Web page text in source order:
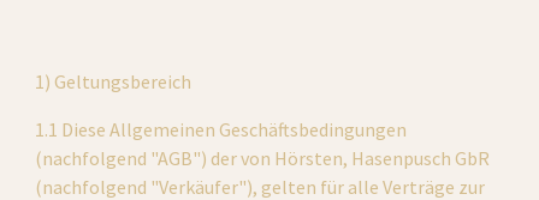
1) Geltungsbereich
1.1 Diese Allgemeinen Geschäftsbedingungen
(nachfolgend "AGB") der von Hörsten, Hasenpusch GbR
(nachfolgend "Verkäufer"), gelten für alle Verträge zur